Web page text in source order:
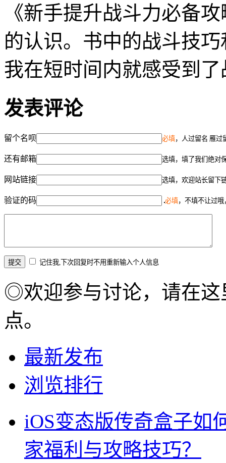
《新手提升战斗力必备
的认识。书中的战斗技
我在短时间内就感受到
发表评论
留个名呗 必填，人过留名 雁过
还有邮箱 选填，填了我们绝对
网站链接 选填，欢迎站长留下
验证的码 必填，不填不让过
记住我,下次回复时不用重新输入个人信息
◎欢迎参与讨论，请在这
点。
最新发布
浏览排行
iOS变态版传奇盒子如
家福利与攻略技巧？